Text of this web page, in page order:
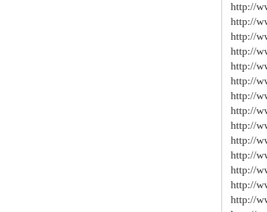
http://
http://
http://
http://
http://
http://
http://
http://
http://
http://
http://
http://
http://
http://